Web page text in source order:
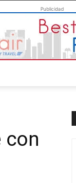
Publicidad
con